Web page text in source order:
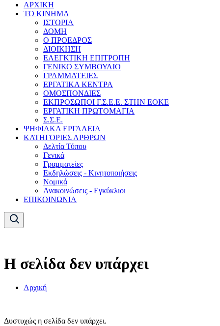
ΑΡΧΙΚΗ
ΤΟ ΚΙΝΗΜΑ
ΙΣΤΟΡΙΑ
ΔΟΜΗ
Ο ΠΡΟΕΔΡΟΣ
ΔΙΟΙΚΗΣΗ
ΕΛΕΓΚΤΙΚΗ ΕΠΙΤΡΟΠΗ
ΓΕΝΙΚΟ ΣΥΜΒΟΥΛΙΟ
ΓΡΑΜΜΑΤΕΙΕΣ
ΕΡΓΑΤΙΚΑ ΚΕΝΤΡΑ
ΟΜΟΣΠΟΝΔΙΕΣ
ΕΚΠΡΟΣΩΠΟΙ Γ.Σ.Ε.Ε. ΣΤΗΝ ΕΟΚΕ
ΕΡΓΑΤΙΚΗ ΠΡΩΤΟΜΑΓΙΑ
Σ.Σ.Ε.
ΨΗΦΙΑΚΑ ΕΡΓΑΛΕΙΑ
ΚΑΤΗΓΟΡΙΕΣ ΑΡΘΡΩΝ
Δελτία Τύπου
Γενικά
Γραμματείες
Εκδηλώσεις - Κινητοποιήσεις
Νομικά
Ανακοινώσεις - Εγκύκλιοι
ΕΠΙΚΟΙΝΩΝΙΑ
Η σελίδα δεν υπάρχει
Αρχική
Δυστυχώς η σελίδα δεν υπάρχει.